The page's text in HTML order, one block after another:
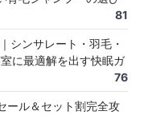
81
シンサレート・羽毛・
に最適解を出す快眠ガ
76
ール＆セット割完全攻